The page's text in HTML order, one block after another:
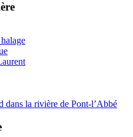
dans la rivière de Pont-l’Abbé